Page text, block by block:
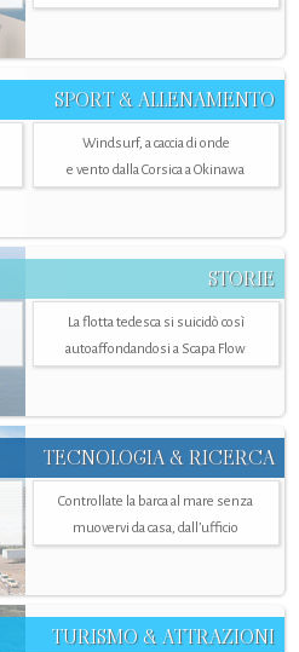
SPORT & ALLENAMENTO
Windsurf, a caccia di onde
e vento dalla Corsica a Okinawa
STORIE
La flotta tedesca si suicidò così
autoaffondandosi a Scapa Flow
TECNOLOGIA & RICERCA
Controllate la barca al mare senza
muovervi da casa, dall’ufficio
TURISMO & ATTRAZIONI